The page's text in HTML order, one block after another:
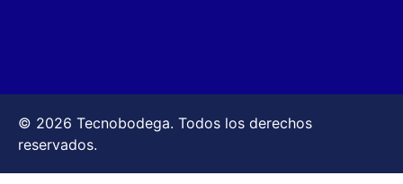
© 2026 Tecnobodega. Todos los derechos
reservados.